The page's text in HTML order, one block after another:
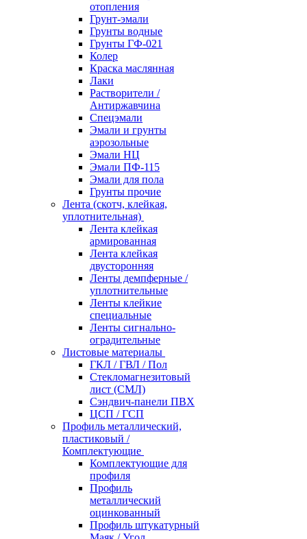
отопления
Грунт-эмали
Грунты водные
Грунты ГФ-021
Колер
Краска маслянная
Лаки
Растворители /
Антиржавчина
Спецэмали
Эмали и грунты
аэрозольные
Эмали НЦ
Эмали ПФ-115
Эмали для пола
Грунты прочие
Лента (скотч, клейкая,
уплотнительная)
Лента клейкая
армированная
Лента клейкая
двусторонняя
Ленты демпферные /
уплотнительные
Ленты клейкие
специальные
Ленты сигнально-
оградительные
Листовые материалы
ГКЛ / ГВЛ / Пол
Стекломагнезитовый
лист (СМЛ)
Сэндвич-панели ПВХ
ЦСП / ГСП
Профиль металлический,
пластиковый /
Комплектующие
Комплектующие для
профиля
Профиль
металлический
оцинкованный
Профиль штукатурный